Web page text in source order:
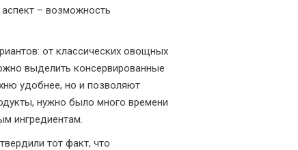
– возможность
от классических овощных
выделить консервированные
удобнее, но и позволяют
нужно было много времени
ингредиентам.
тот факт, что